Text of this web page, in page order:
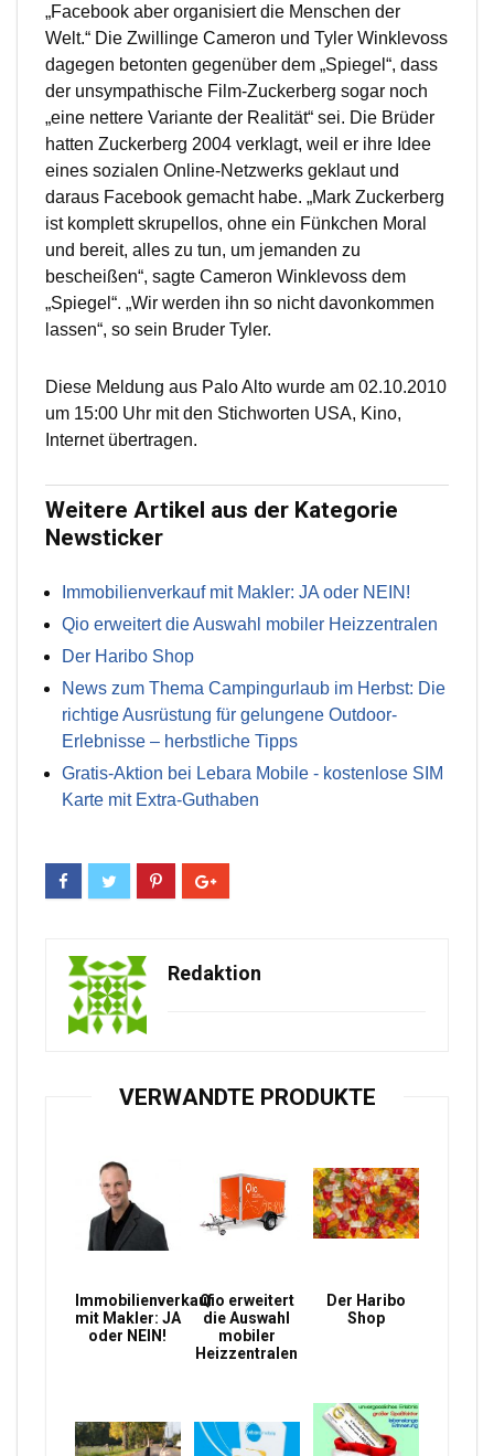
„Facebook aber organisiert die Menschen der
Welt.“ Die Zwillinge Cameron und Tyler Winklevoss
dagegen betonten gegenüber dem „Spiegel“, dass
der unsympathische Film-Zuckerberg sogar noch
„eine nettere Variante der Realität“ sei. Die Brüder
hatten Zuckerberg 2004 verklagt, weil er ihre Idee
eines sozialen Online-Netzwerks geklaut und
daraus Facebook gemacht habe. „Mark Zuckerberg
ist komplett skrupellos, ohne ein Fünkchen Moral
und bereit, alles zu tun, um jemanden zu
bescheißen“, sagte Cameron Winklevoss dem
„Spiegel“. „Wir werden ihn so nicht davonkommen
lassen“, so sein Bruder Tyler.
Diese Meldung aus Palo Alto wurde am 02.10.2010
um 15:00 Uhr mit den Stichworten USA, Kino,
Internet übertragen.
Weitere Artikel aus der Kategorie
Newsticker
Immobilienverkauf mit Makler: JA oder NEIN!
Qio erweitert die Auswahl mobiler Heizzentralen
Der Haribo Shop
News zum Thema Campingurlaub im Herbst: Die
richtige Ausrüstung für gelungene Outdoor-
Erlebnisse – herbstliche Tipps
Gratis-Aktion bei Lebara Mobile - kostenlose SIM
Karte mit Extra-Guthaben
Redaktion
VERWANDTE PRODUKTE
Immobilienverkauf
mit Makler: JA
oder NEIN!
Qio erweitert
die Auswahl
mobiler
Heizzentralen
Der Haribo
Shop